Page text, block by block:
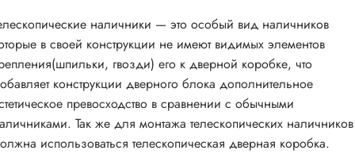
наличники — это особый вид наличников
в своей конструкции не имеют видимых элементов
гвозди) его к дверной коробке, что
конструкции дверного блока дополнительное
превосходство в сравнении с обычными
Так же для монтажа телескопических наличников
использоваться телескопическая дверная коробка.